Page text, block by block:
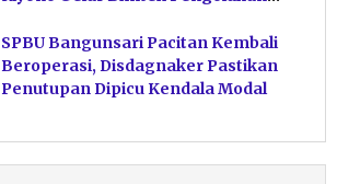
SPBU Bangunsari Pacitan Kembali
Beroperasi, Disdagnaker Pastikan
Penutupan Dipicu Kendala Modal